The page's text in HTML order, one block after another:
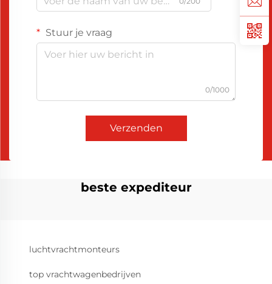
Stuur je vraag
0/1000
Verzenden
beste expediteur
luchtvrachtmonteurs
top vrachtwagenbedrijven